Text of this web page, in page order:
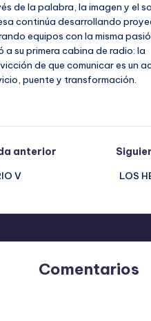
de la palabra, la imagen y el
continúa desarrollando
equipos con la misma
a su primera cabina de radio: la
de que comunicar es un
puente y transformación.
anterior
V
LOS
Comentarios